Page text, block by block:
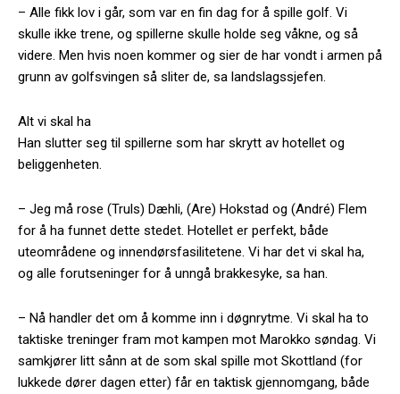
– Alle fikk lov i går, som var en fin dag for å spille golf. Vi
skulle ikke trene, og spillerne skulle holde seg våkne, og så
videre. Men hvis noen kommer og sier de har vondt i armen på
grunn av golfsvingen så sliter de, sa landslagssjefen.
Alt vi skal ha
Han slutter seg til spillerne som har skrytt av hotellet og
beliggenheten.
– Jeg må rose (Truls) Dæhli, (Are) Hokstad og (André) Flem
for å ha funnet dette stedet. Hotellet er perfekt, både
uteområdene og innendørsfasilitetene. Vi har det vi skal ha,
og alle forutseninger for å unngå brakkesyke, sa han.
– Nå handler det om å komme inn i døgnrytme. Vi skal ha to
taktiske treninger fram mot kampen mot Marokko søndag. Vi
samkjører litt sånn at de som skal spille mot Skottland (for
lukkede dører dagen etter) får en taktisk gjennomgang, både